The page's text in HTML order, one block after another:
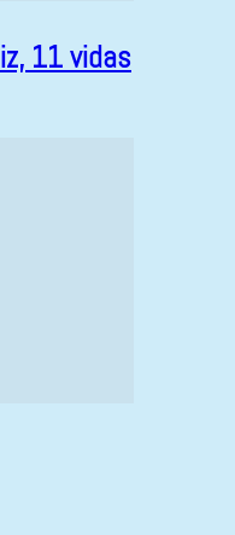
11 vidas